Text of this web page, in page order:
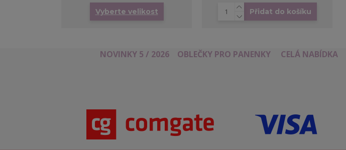
Vyberte velikost Přidat do košíku
NOVINKY 5 / 2026 OBLEČKY PRO PANENKY CELÁ NABÍDKA